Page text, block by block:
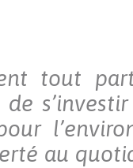
tout
au